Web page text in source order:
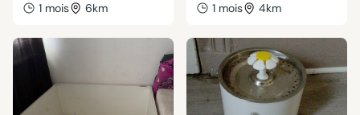
1 mois 6km 1 mois 4km